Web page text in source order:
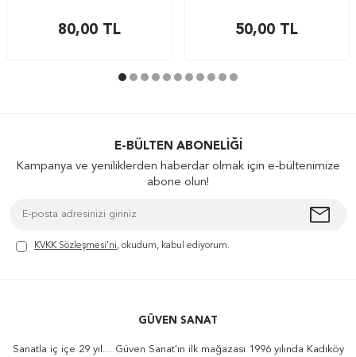
80,00TL 50,00 TL
E-BÜLTEN ABONELIĞI
Kampanya ve yeniliklerden haberdar olmak için e-bültenimize
abone olun!
KVKK Sözleşmesi'ni, okudum, kabul ediyorum.
GÜVEN SANAT
Sanatla iç içe 29 yıl... Güven Sanat'ın ilk mağazası 1996 yılında Kadıköy